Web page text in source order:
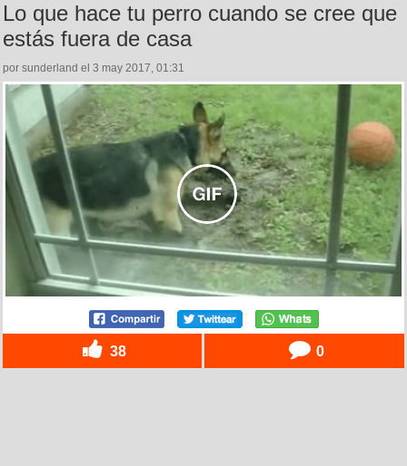
Lo que hace tu perro cuando se cree que
estás fuera de casa
por sunderland el 3 may 2017, 01:31
38 0